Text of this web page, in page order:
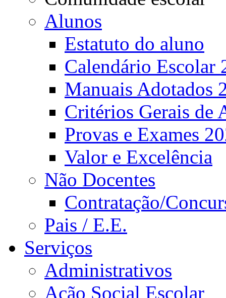
Alunos
Estatuto do aluno
Calendário Escolar
Manuais Adotados
Critérios Gerais de
Provas e Exames
Valor e Excelência
Não Docentes
Contratação/
Pais / E.E.
Serviços
Administrativos
Ação Social Escolar